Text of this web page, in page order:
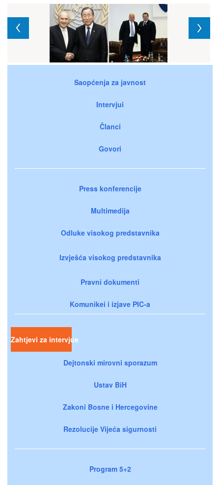
Saopćenja za javnost
Intervjui
Članci
Govori
Press konferencije
Multimedija
Odluke visokog predstavnika
Izvješća visokog predstavnika
Pravni dokumenti
Komunikei i izjave PIC-a
Zahtjevi za intervjue
Dejtonski mirovni sporazum
Ustav BiH
Zakoni Bosne i Hercegovine
Rezolucije Vijeća sigurnosti
Program 5+2